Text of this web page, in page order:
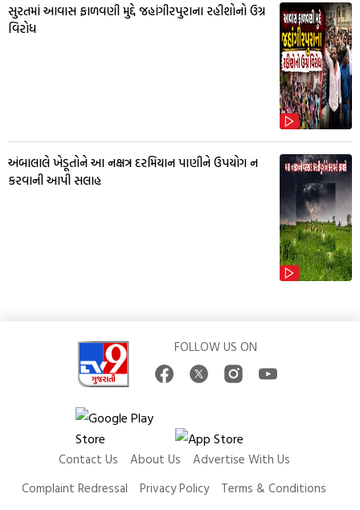
સુરતમાં આવાસ ફાળવણી મુદ્દે જહાંગીરપુરાના રહીશોનો ઉગ્ર
વિરોધ
અંબાલાલે ખેડૂતોને આ નક્ષત્ર દરમિયાન પાણીને ઉપયોગ ન
કરવાની આપી સલાહ
FOLLOW US ON
Contact Us About Us
Advertise With Us
Complaint Redressal
Privacy Policy Terms & Conditions